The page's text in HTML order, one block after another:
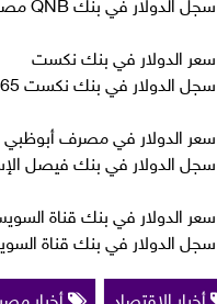
سعر الدولار في بنك نكست
سجل الدولار في بنك نكست 52.65 جنيه للشراء و 52.75 جنيه للبيع.
سعر الدولار في مصرف
سجل الدولار في بنك فيصل الإسلامي 52.65 جنيه للشراء و
سعر الدولار في بنك قناة
سجل الدولار في بنك قناة السويس 52.60 جنيه للشراء و 52.70
أخبار الاقتصاد
أخبار مصر